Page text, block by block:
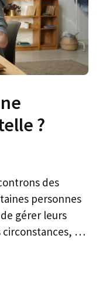
?
des
personnes
gérer leurs
circonstances, …